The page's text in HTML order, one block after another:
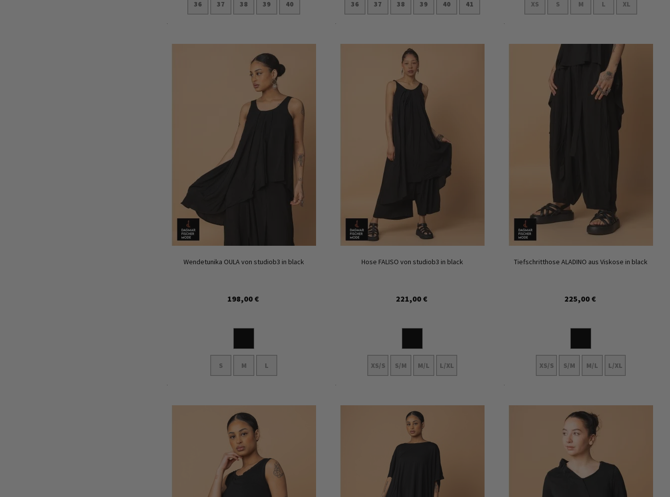
36 37 38 39 40 36 37 38 39 40 41 XS S M L XL
Wendetunika OULA von studiob3 in black
198,00 €
S M L
Hose FALISO von studiob3 in black
221,00 €
XS/S S/M M/L L/XL
Tiefschritthose ALADINO aus Viskose in black
225,00 €
XS/S S/M M/L L/XL